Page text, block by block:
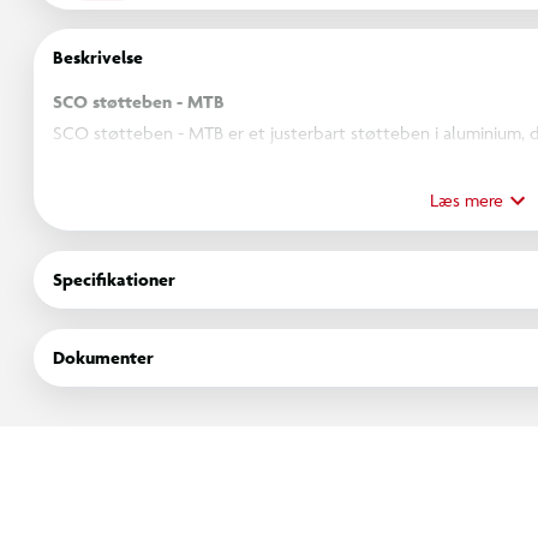
Beskrivelse
SCO støtteben - MTB
SCO støtteben - MTB er et justerbart støtteben i aluminium,
mulighed for montering ved krankboksen. Støttebenet giver
forskellige cykelstørrelser.
Justerbar længde
Passer til 24"-29" hjul
Læs mere
Specifikationer
Dokumenter